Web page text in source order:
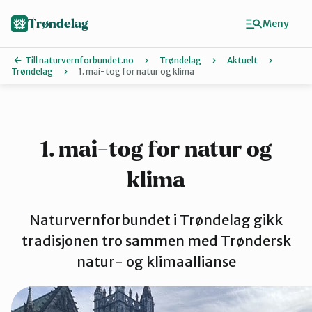
Levanger
Melhus
Trøndelag
Till naturvernforbundet.no Trøndelag
Aktuelt
Trøndelag
1. mai-tog for natur og klima
1. mai-tog for natur og
klima
Naturvernforbundet i Trøndelag gikk
tradisjonen tro sammen med Trøndersk
natur- og klimaallianse